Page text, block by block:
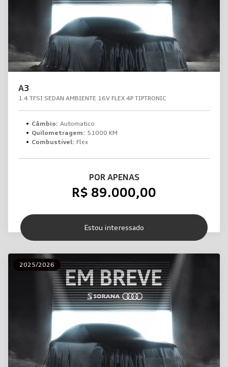
A3
1.4 TFSI SEDAN AMBIENTE 16V FLEX 4P TIPTRONIC
Câmbio: Automatico
Quilometragem: 51000 KM
Combustível: Flex
POR APENAS
R$ 89.000,00
Estou interessado
2025/2026